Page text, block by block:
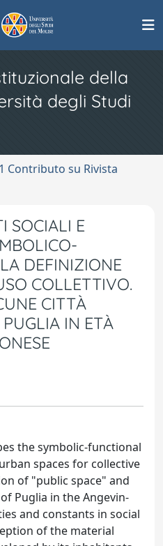
della
degli Studi
1 Contributo su Rivista
SOCIALI E
DEFINIZIONE
COLLETTIVO.
CITTÀ
IN ETÀ
the symbolic-functional
spaces for collective
of "public space" and
Puglia in the Angevin-
and constants in social
of the material